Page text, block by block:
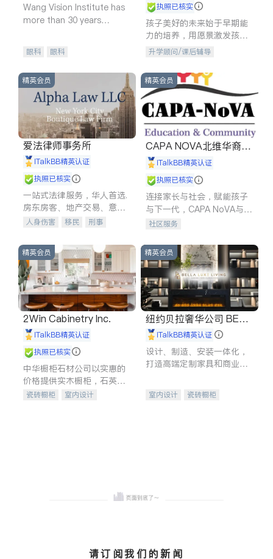
Wang Vision Institute has
more than 30 years
眼科 眼科
执照已核实
孩子美好的未来始于早期能
力的培养，用愿景激发孩子
的学习潜力和动力。理念：
拥有成长型心态是成功的基
石。
升学顾问/课后辅导
精英会员
爱法律师事务所
iTalkBB精英认证
执照已核实
一站式法律服务，华人首选.
房东房客、地产交易、意外
伤害、车祸重伤、商业诉
建筑合同、刑事案件全包办
人身伤害 移民
刑事
信托/遗嘱
商业
商标注册
索赔
律师-其它 保释
精英会员
CAPA NOVA北维华裔家
长会iTalkBB精英认证
执照已核实
连接家长与社会，赋能孩子
与下一代，CAPA NoVA与您
携手建设包容、公平、充满
社区服务
精英会员
2Win Cabinetry Inc.
iTalkBB精英认证
执照已核实
中华橱柜石材公司以实惠的
价格提供实木橱柜，石英石
台面，多种优质不锈钢水
瓷砖橱柜
室内设计
精英会员
纽约贝拉奢华公司 BELL
A LUXE
iTalkBB精英认证
设计、制造、安装一体化，
打造高端定制家具和商业空
室内设计
瓷砖橱柜
请订阅我们的新闻